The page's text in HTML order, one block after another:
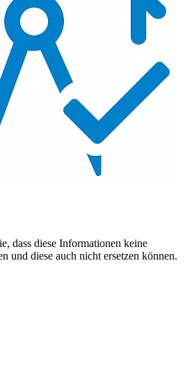
dass diese Informationen keine
und diese auch nicht ersetzen können.